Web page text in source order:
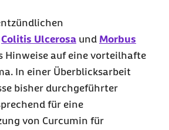
Colitis Ulcerosa und Morbus
Hinweise auf eine vorteilhafte
In einer Überblicksarbeit
bisher durchgeführter
für eine
von Curcumin für